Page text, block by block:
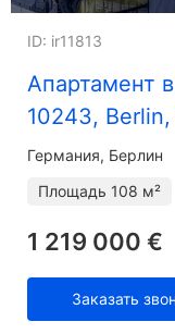
Апартамент
10243,
ID: ir11813
Германия, Берлин
Площадь 108 м²
1 219 000 €
Заказать